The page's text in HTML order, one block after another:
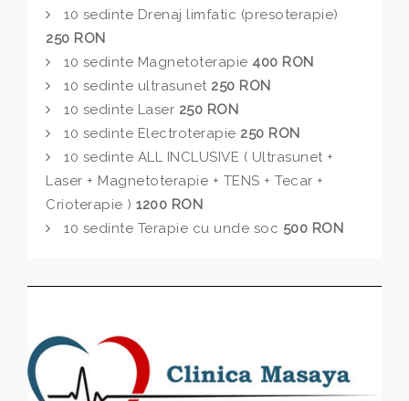
10 sedinte Drenaj limfatic (presoterapie)
250 RON
10 sedinte Magnetoterapie 400 RON
10 sedinte ultrasunet 250 RON
10 sedinte Laser 250 RON
10 sedinte Electroterapie 250 RON
10 sedinte ALL INCLUSIVE ( Ultrasunet +
Laser + Magnetoterapie + TENS + Tecar +
Crioterapie ) 1200 RON
10 sedinte Terapie cu unde soc 500 RON